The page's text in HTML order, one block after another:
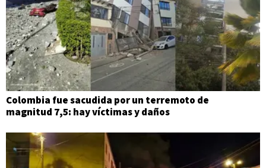
Colombia fue sacudida por un terremoto de
magnitud 7,5: hay víctimas y daños